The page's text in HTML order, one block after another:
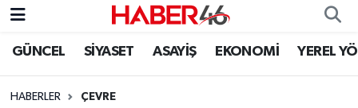
GÜNCEL SİYASET ASAYİŞ EKONOMİ YEREL
HABERLER ÇEVRE
GÜNCEL
SİYASET
Nöbetçi Eczaneler
Hava Durumu